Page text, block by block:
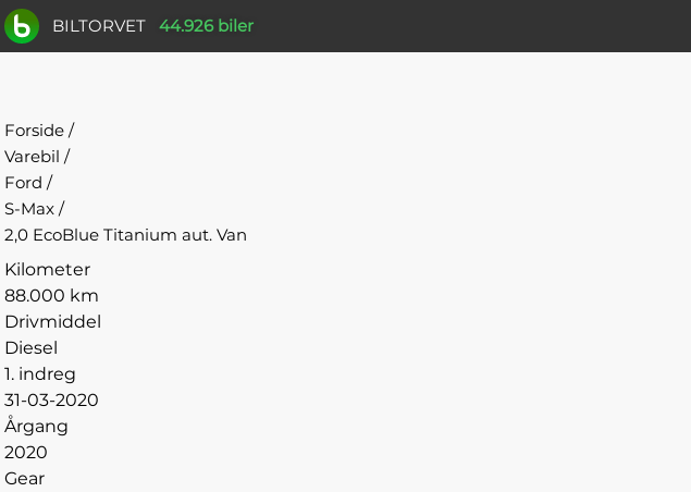
BILTORVET 44.926 biler
Forside /
Varebil /
Ford /
S-Max /
2,0 EcoBlue Titanium aut. Van
Kilometer
88.000 km
Drivmiddel
Diesel
1. indreg
31-03-2020
Årgang
2020
Gear